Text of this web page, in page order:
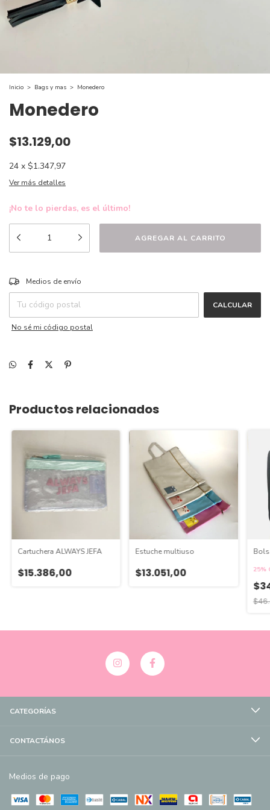
Inicio > Bags y mas > Monedero
Monedero
$13.129,00
24 x $1.347,97
Ver más detalles
¡No te lo pierdas, es el último!
Entregas para el CP:
Medios de envío
CALCULAR
No sé mi código postal
Productos relacionados
Cartuchera ALWAYS JEFA
$15.386,00
Estuche multiuso
$13.051,00 25%
CATEGORÍAS
CONTACTÁNOS
Medios de pago